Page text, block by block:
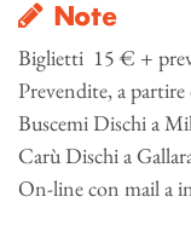
Note
Biglietti 15 € +
Prevendite, a
Buscemi Dischi a
Carù Dischi a
On-line con mail a